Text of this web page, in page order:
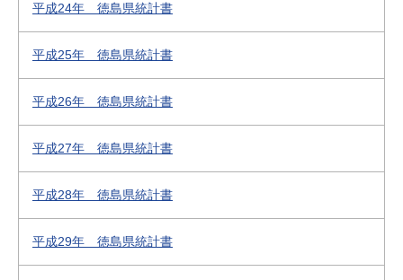
平成24年 徳島県統計書
平成25年 徳島県統計書
平成26年 徳島県統計書
平成27年 徳島県統計書
平成28年 徳島県統計書
平成29年 徳島県統計書